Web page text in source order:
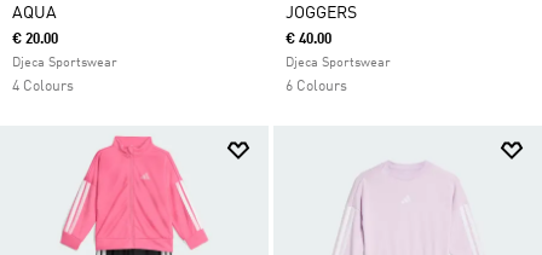
AQUA
€ 20.00
Djeca Sportswear
4 Colours
JOGGERS
€ 40.00
Djeca Sportswear
6 Colours